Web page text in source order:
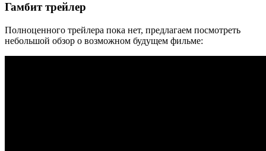
Гамбит трейлер
Полноценного трейлера пока нет, предлагаем посмотреть
небольшой обзор о возможном будущем фильме: